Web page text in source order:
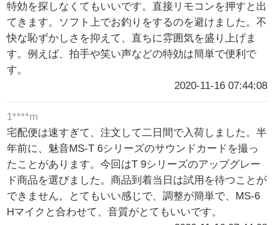
特効を探しなくてもいいです。直接リモコンを押すと出
てきます。ソフト上でお釣りをするのを避けました。不
快な恥ずかしさを抑えて、直ちに雰囲気を盛り上げま
す。例えば、拍手や笑い声などの特効は簡単で便利で
す。
2020-11-16 07:44:08
1****m
宅配便は速すぎて、注文して二日間で入荷しました。半
年前に、魅音MS-T 6シリーズのサウンドカードを撮っ
たことがあります。今回はT 9シリーズのアップグレー
ド商品を選びました。商品到着当日は試用を待つことが
できません。とてもいい感じで、調整が簡単で、MS-6
Hマイクと合わせて、音質がとてもいいです。